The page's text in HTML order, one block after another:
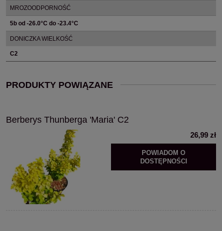
MROZOODPORNOŚĆ
5b od -26.0°C do -23.4°C
DONICZKA WIELKOŚĆ
C2
PRODUKTY POWIĄZANE
Berberys Thunberga 'Maria' C2
26,99 zł
POWIADOM O
DOSTĘPNOŚCI